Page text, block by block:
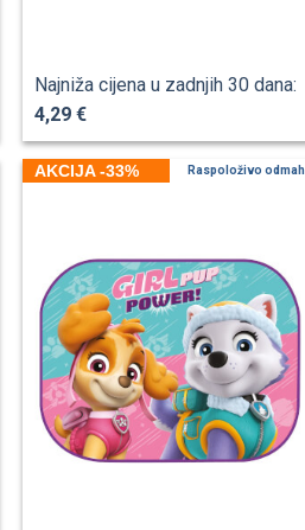
Najniža cijena u zadnjih 30 dana:
4,29 €
AKCIJA -33% Raspoloživo odmah